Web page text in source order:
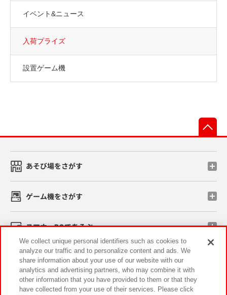
イベント&ニュース
入荷プライズ
設置ゲーム機
あそび場をさがす
ゲーム機をさがす
スマホ・PCであそぶ
イベント・キャンペーン
We collect unique personal identifiers such as cookies to
analyze our traffic and to personalize content and ads. We
share information about your use of our website with our
analytics and advertising partners, who may combine it with
other information that you have provided to them or that they
have collected from your use of their services. Please click